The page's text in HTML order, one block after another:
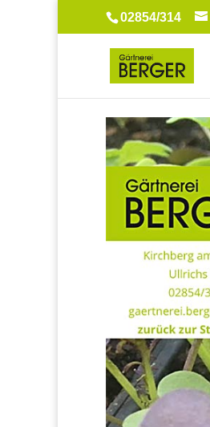
02854/314